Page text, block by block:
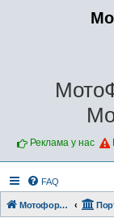
Реклама у нас
FAQ
Мотофорум.RU